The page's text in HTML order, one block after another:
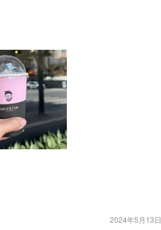
2024年5月13日